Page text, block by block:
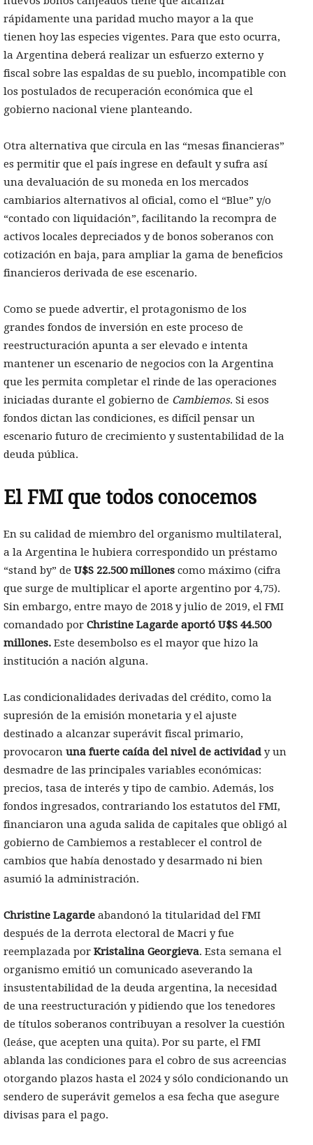
rápidamente una paridad mucho mayor a la que
tienen hoy las especies vigentes. Para que esto ocurra,
la Argentina deberá realizar un esfuerzo externo y
fiscal sobre las espaldas de su pueblo, incompatible con
los postulados de recuperación económica que el
gobierno nacional viene planteando.
Otra alternativa que circula en las “mesas financieras”
es permitir que el país ingrese en default y sufra así
una devaluación de su moneda en los mercados
cambiarios alternativos al oficial, como el “Blue” y/o
“contado con liquidación”, facilitando la recompra de
activos locales depreciados y de bonos soberanos con
cotización en baja, para ampliar la gama de beneficios
financieros derivada de ese escenario.
Como se puede advertir, el protagonismo de los
grandes fondos de inversión en este proceso de
reestructuración apunta a ser elevado e intenta
mantener un escenario de negocios con la Argentina
que les permita completar el rinde de las operaciones
iniciadas durante el gobierno de Cambiemos. Si esos
fondos dictan las condiciones, es difícil pensar un
escenario futuro de crecimiento y sustentabilidad de la
deuda pública.
El FMI que todos conocemos
En su calidad de miembro del organismo multilateral,
a la Argentina le hubiera correspondido un préstamo
“stand by” de U$S 22.500 millones como máximo (cifra
que surge de multiplicar el aporte argentino por 4,75).
Sin embargo, entre mayo de 2018 y julio de 2019, el FMI
comandado por Christine Lagarde aportó U$S 44.500
millones. Este desembolso es el mayor que hizo la
institución a nación alguna.
Las condicionalidades derivadas del crédito, como la
supresión de la emisión monetaria y el ajuste
destinado a alcanzar superávit fiscal primario,
provocaron una fuerte caída del nivel de actividad y un
desmadre de las principales variables económicas:
precios, tasa de interés y tipo de cambio. Además, los
fondos ingresados, contrariando los estatutos del FMI,
financiaron una aguda salida de capitales que obligó al
gobierno de Cambiemos a restablecer el control de
cambios que había denostado y desarmado ni bien
asumió la administración.
Christine Lagarde abandonó la titularidad del FMI
después de la derrota electoral de Macri y fue
reemplazada por Kristalina Georgieva. Esta semana el
organismo emitió un comunicado aseverando la
insustentabilidad de la deuda argentina, la necesidad
de una reestructuración y pidiendo que los tenedores
de títulos soberanos contribuyan a resolver la cuestión
(leáse, que acepten una quita). Por su parte, el FMI
ablanda las condiciones para el cobro de sus acreencias
otorgando plazos hasta el 2024 y sólo condicionando un
sendero de superávit gemelos a esa fecha que asegure
divisas para el pago.